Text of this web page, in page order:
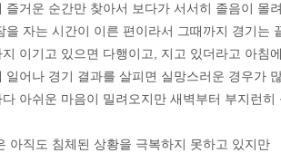
즐거운 순간만 찾아서 보다가 서서히 졸음이 몰
을 자는 시간이 이른 편이라서 그때까지 경기는
지 이기고 있으면 다행이고, 지고 있더라고 아침
일어나 경기 결과를 살피면 실망스러운 경우가
다 아쉬운 마음이 밀려오지만 새벽부터 부지런
아직도 침체된 상황을 극복하지 못하고 있지만